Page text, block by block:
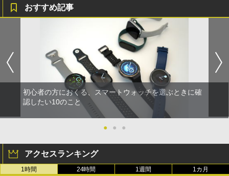
おすすめ記事
初心者の方におくる、スマートウォッチを選ぶときに確
認したい10のこと
● ● ●
アクセスランキング
1時間 24時間 1週間 1カ月